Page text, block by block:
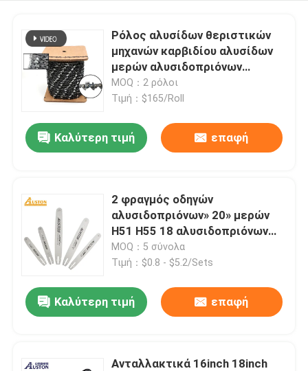
Ρόλος αλυσίδων θεριστικών
μηχανών καρβιδίου αλυσίδων
μερών αλυσιδοπριόνων
βενζίνης χάλυβα
MOQ：2 ρόλοι
Τιμή：$165/Roll
Καλύτερη τιμή επαφή
2 φραγμός οδηγών
αλυσιδοπριόνων» 20» μερών
H51 H55 18 αλυσιδοπριόνων
βενζίνης κτυπήματος
MOQ：5 σύνολα
Τιμή：$0.8 - $5.2/Sets
Καλύτερη τιμή επαφή
Ανταλλακτικά 16inch 18inch